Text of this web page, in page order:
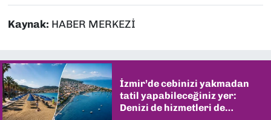
Kaynak: HABER MERKEZİ
İzmir’de cebinizi yakmadan
tatil yapabileceğiniz yer:
Denizi de hizmetleri de